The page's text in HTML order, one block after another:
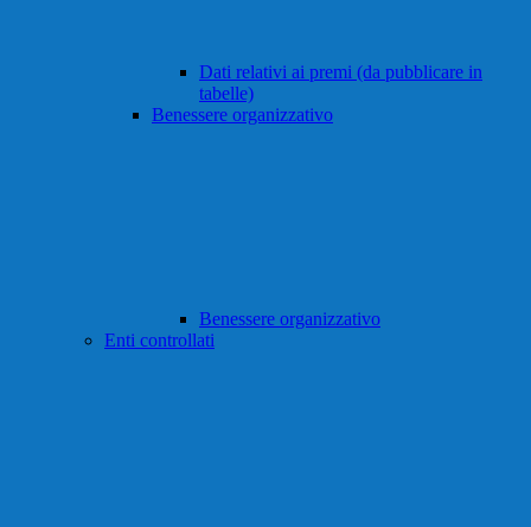
Dati relativi ai premi (da pubblicare in
tabelle)
Benessere organizzativo
Benessere organizzativo
Enti controllati